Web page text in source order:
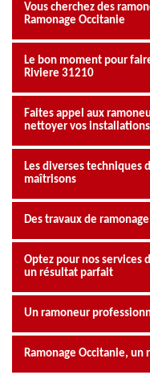
Vous cherchez des
Ramonage Occitanie
Le bon moment pour
Riviere 31210
Faites appel aux
nettoyer vos
Les diverses techniques
maîtrisons
Des travaux de
Optez pour nos services
un résultat parfait
Un ramoneur
Ramonage Occitanie,